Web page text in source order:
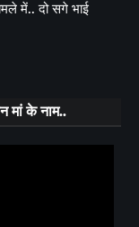
में.. दो सगे भाई
मां के नाम..